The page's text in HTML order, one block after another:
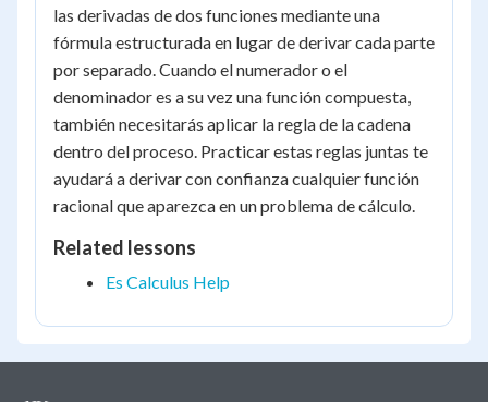
las derivadas de dos funciones mediante una
fórmula estructurada en lugar de derivar cada parte
por separado. Cuando el numerador o el
denominador es a su vez una función compuesta,
también necesitarás aplicar la regla de la cadena
dentro del proceso. Practicar estas reglas juntas te
ayudará a derivar con confianza cualquier función
racional que aparezca en un problema de cálculo.
Related lessons
Es Calculus Help